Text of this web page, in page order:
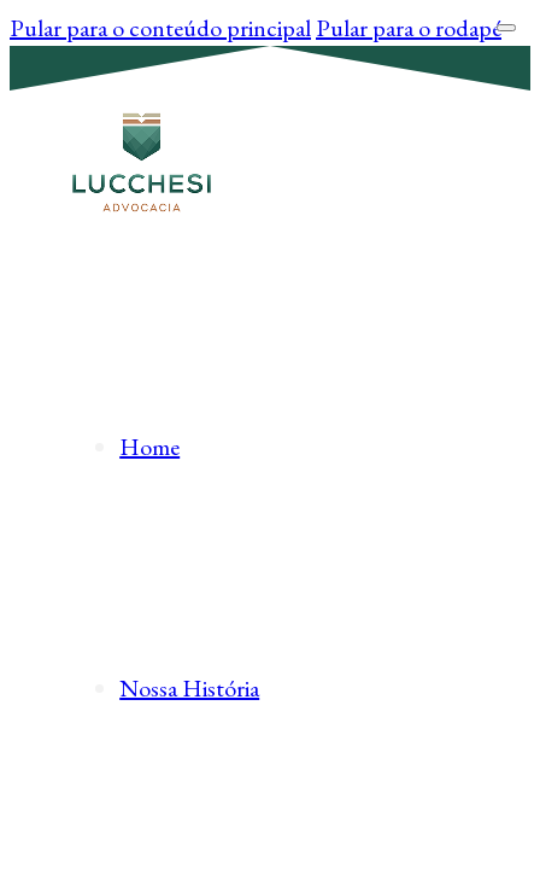
Pular para o conteúdo principalPular para o rodapé
Home
Nossa História